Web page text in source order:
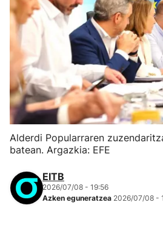
Alderdi Popularraren
batean. Argazkia: EFE
EITB
2026/07/08 - 19:56
Azken eguneratzea 2026/07/08 -